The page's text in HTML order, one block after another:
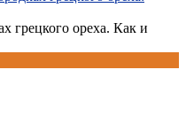
грецкого ореха. Как и